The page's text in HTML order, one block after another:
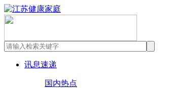
讯息速递
国内热点